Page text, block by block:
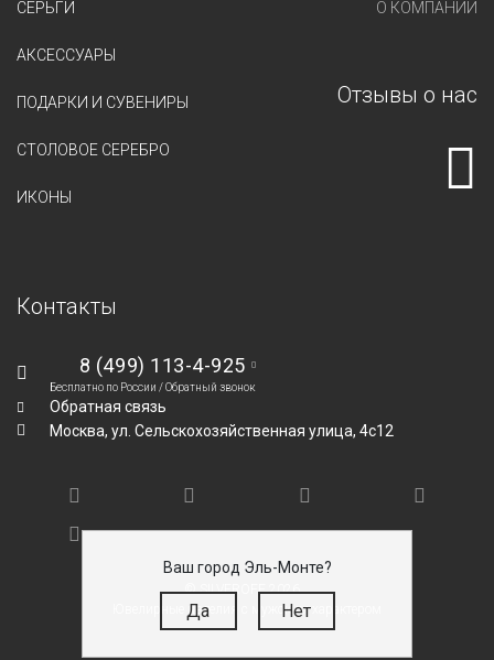
Ваш город Эль-Монте?
Да Нет
СЕРЬГИ
АКСЕССУАРЫ
ПОДАРКИ И СУВЕНИРЫ
СТОЛОВОЕ СЕРЕБРО
ИКОНЫ
О КОМПАНИИ
Отзывы о нас
Контакты
8 (499) 113-4-925
Бесплатно по России /Обратный звонок
Обратная связь
Москва, ул. Сельскохозяйственная улица, 4с12
© SILVEROFF 2026
Ювелирные изделия с мужским характером